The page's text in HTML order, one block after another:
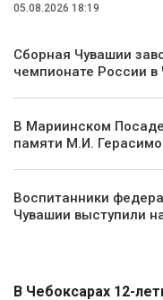
05.08.2026 18:19
Сборная Чувашии
чемпионате России в
В Мариинском
памяти М.И.
Воспитанники
Чувашии выступили
В Чебоксарах 12-